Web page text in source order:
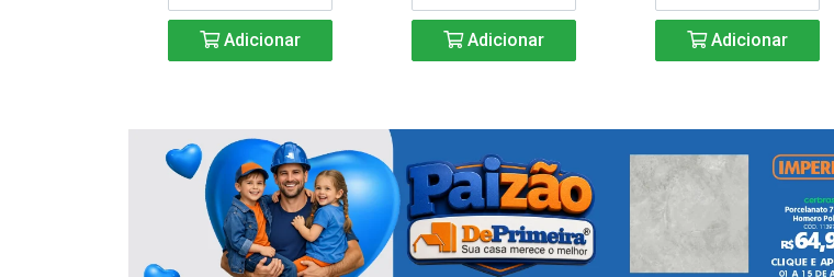
Adicionar Adicionar Adicionar